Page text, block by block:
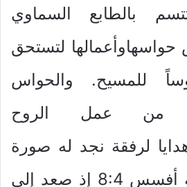
بالطابع السماوي
لتستحق
للمسيح. والحواس
من عمل الروح
لرفقة نجد له صورة
جميلة في رسالة أفسس 8:4 إذ صعد إلي